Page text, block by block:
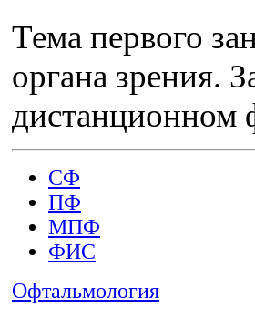
Тема первого
органа зрения.
дистанционном
СФ
ПФ
МПФ
ФИС
Офтальмология
Офтальмология
Офтальмология
Офтальмология